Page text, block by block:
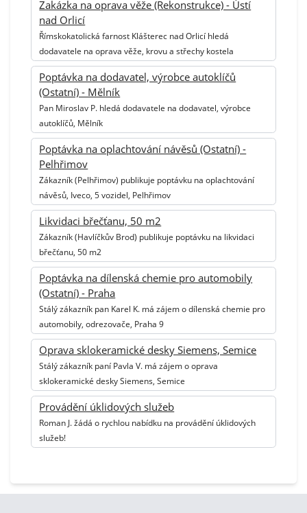
Zakázka na oprava věže (Rekonstrukce) - Ústí
nad Orlicí
Římskokatolická farnost Klášterec nad Orlicí hledá
dodavatele na oprava věže, krovu a střechy kostela
Poptávka na dodavatel, výrobce autoklíčů
(Ostatní) - Mělník
Pan Miroslav P. hledá dodavatele na dodavatel, výrobce
autoklíčů, Mělník
Poptávka na oplachtování návěsů (Ostatní) -
Pelhřimov
Zákazník (Pelhřimov) publikuje poptávku na oplachtování
návěsů, Iveco, 5 vozidel, Pelhřimov
Likvidaci břečťanu, 50 m2
Zákazník (Havlíčkův Brod) publikuje poptávku na likvidaci
břečťanu, 50 m2
Poptávka na dílenská chemie pro automobily
(Ostatní) - Praha
Stálý zákazník pan Karel K. má zájem o dílenská chemie pro
automobily, odrezovače, Praha 9
Oprava sklokeramické desky Siemens, Semice
Stálý zákazník paní Pavla V. má zájem o oprava
sklokeramické desky Siemens, Semice
Provádění úklidových služeb
Roman J. žádá o rychlou nabídku na provádění úklidových
služeb!